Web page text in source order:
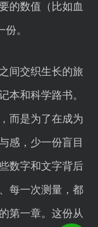
的数值（比如血
。
间交织生长的旅
本和科学路书。
而是为了在成为
感，少一份盲目
数字和文字背后
每一次测量，都
第一章。这份从